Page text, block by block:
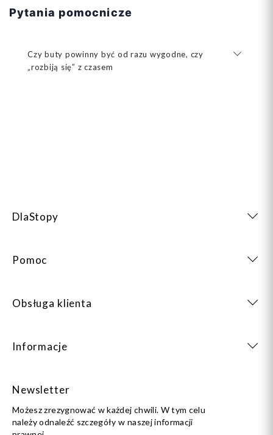
Pytania pomocnicze
Czy buty powinny być od razu wygodne, czy
„rozbiją się” z czasem
DlaStopy
Pomoc
Obsługa klienta
Informacje
Newsletter
Możesz zrezygnować w każdej chwili. W tym celu
należy odnaleźć szczegóły w naszej informacji